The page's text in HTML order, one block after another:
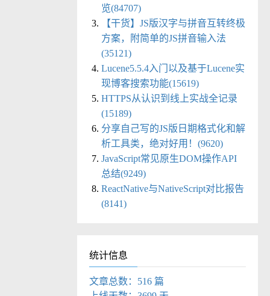
览(84707)
【干货】JS版汉字与拼音互转终极
方案，附简单的JS拼音输入法
(35121)
Lucene5.5.4入门以及基于Lucene实
现博客搜索功能(15619)
HTTPS从认识到线上实战全记录
(15189)
分享自己写的JS版日期格式化和解
析工具类，绝对好用！(9620)
JavaScript常见原生DOM操作API
总结(9249)
ReactNative与NativeScript对比报告
(8141)
统计信息
文章总数：516 篇